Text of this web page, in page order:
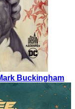
Buckingham